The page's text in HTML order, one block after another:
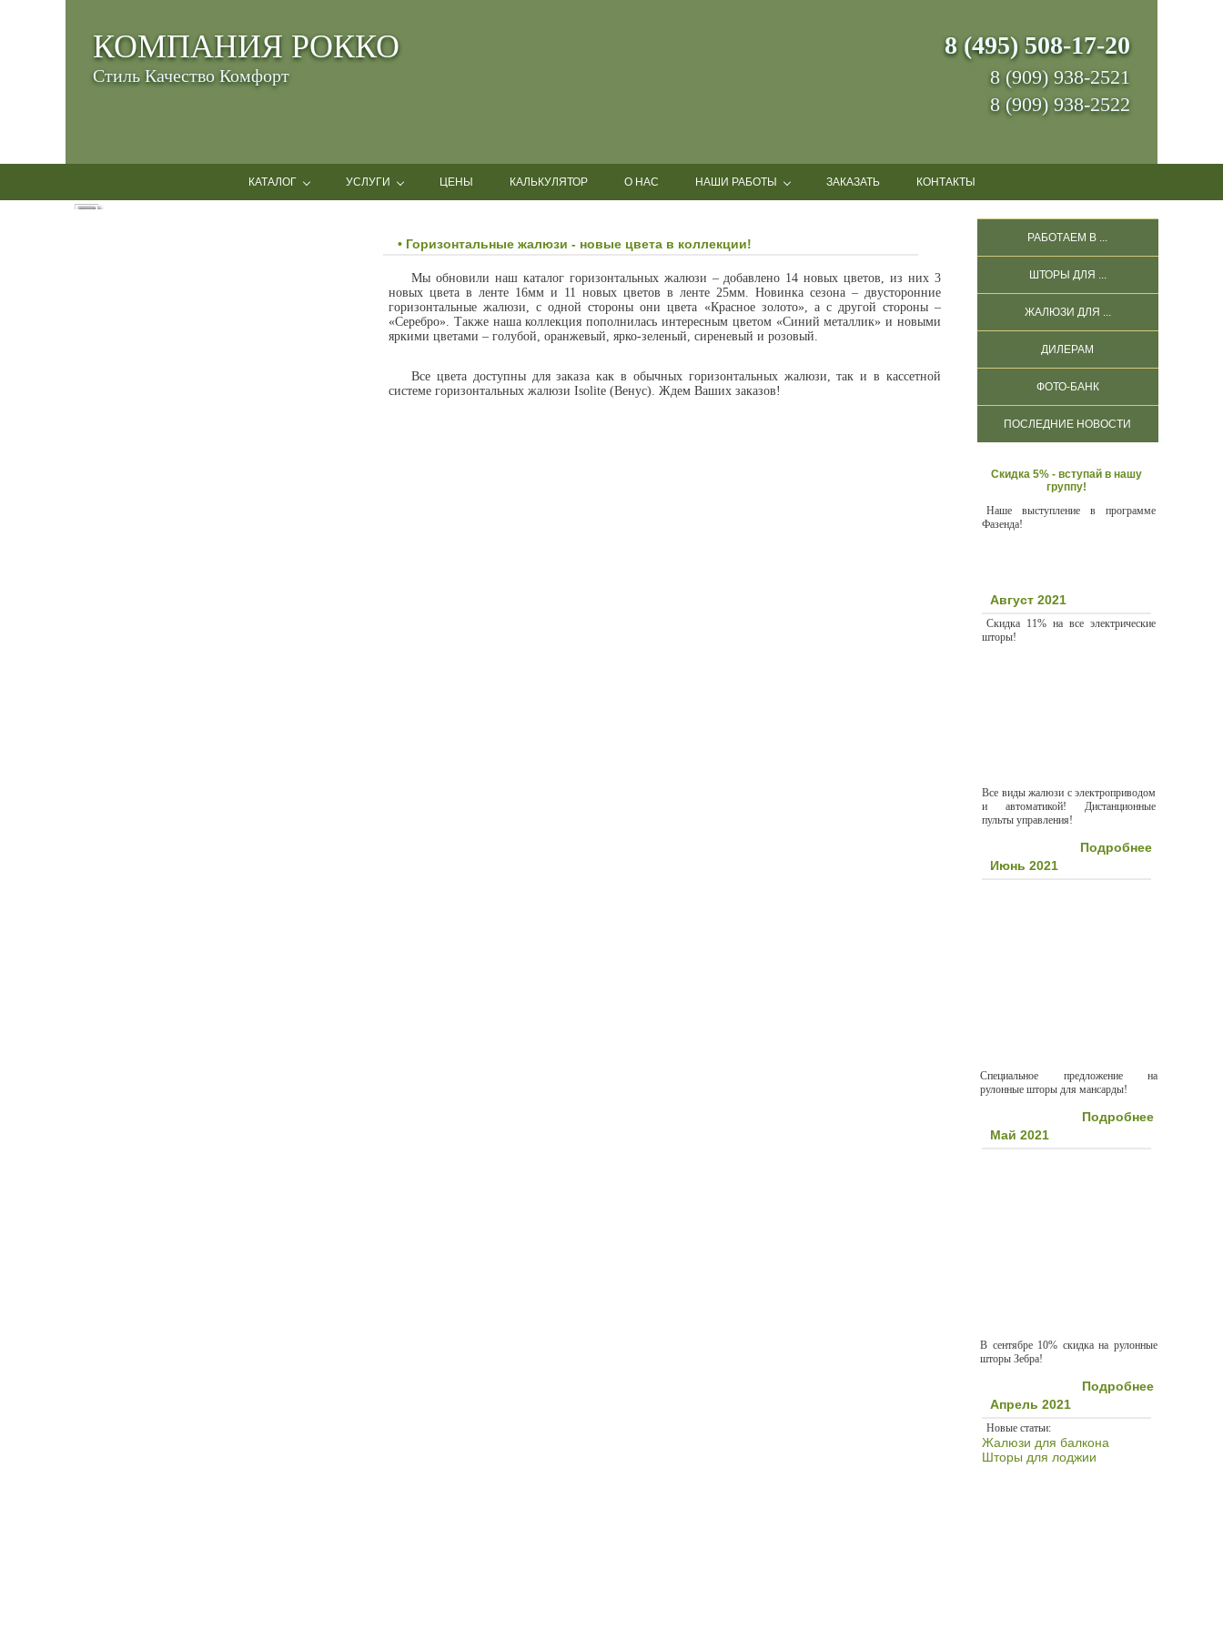
КОМПАНИЯ РОККО
Стиль Качество Комфорт
8 (495) 508-17-20
8 (909) 938-2521
8 (909) 938-2522
КАТАЛОГ УСЛУГИ ЦЕНЫ КАЛЬКУЛЯТОР О НАС НАШИ РАБОТЫ ЗАКАЗАТЬ КОНТАКТЫ
• Горизонтальные жалюзи - новые цвета в коллекции!
Мы обновили наш каталог горизонтальных жалюзи – добавлено 14 новых цветов, из них 3
новых цвета в ленте 16мм и 11 новых цветов в ленте 25мм. Новинка сезона – двусторонние
горизонтальные жалюзи, с одной стороны они цвета «Красное золото», а с другой стороны –
«Серебро». Также наша коллекция пополнилась интересным цветом «Синий металлик» и новыми
яркими цветами – голубой, оранжевый, ярко-зеленый, сиреневый и розовый.
Все цвета доступны для заказа как в обычных горизонтальных жалюзи, так и в кассетной
системе горизонтальных жалюзи Isolite (Венус). Ждем Ваших заказов!
РАБОТАЕМ В ...
ШТОРЫ ДЛЯ ...
ЖАЛЮЗИ ДЛЯ ...
ДИЛЕРАМ
ФОТО-БАНК
ПОСЛЕДНИЕ НОВОСТИ
Cкидка 5% - вступай в нашу
группу!
Наше выступление в программе
Фазенда!
Август 2021
Скидка 11% на все электрические
шторы!
Все виды жалюзи с электроприводом
и автоматикой! Дистанционные
пульты управления!
Подробнее
Июнь 2021
Специальное предложение на
рулонные шторы для мансарды!
Подробнее
Май 2021
В сентябре 10% скидка на рулонные
шторы Зебра!
Подробнее
Апрель 2021
Новые статьи:
Жалюзи для балкона
Шторы для лоджии